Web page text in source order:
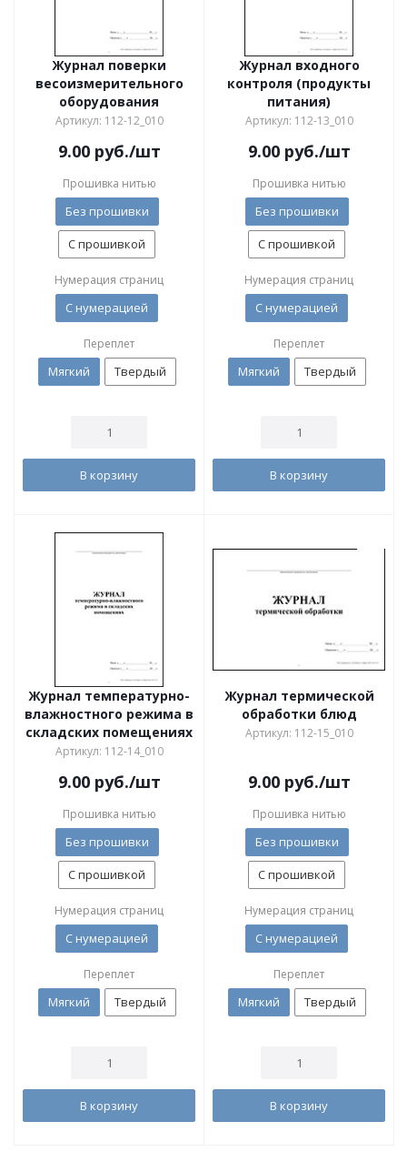
Журнал поверки
весоизмерительного
оборудования
Артикул: 112-12_010
9.00руб./шт
Прошивка нитью
Без прошивки
С прошивкой
Нумерация страниц
С нумерацией
Переплет
Мягкий Твердый
В корзину
Журнал входного
контроля (продукты
питания)
Артикул: 112-13_010
9.00руб./шт
Прошивка нитью
Без прошивки
С прошивкой
Нумерация страниц
С нумерацией
Переплет
Мягкий Твердый
В корзину
Журнал температурно-
влажностного режима в
складских помещениях
Артикул: 112-14_010
9.00руб./шт
Прошивка нитью
Без прошивки
С прошивкой
Нумерация страниц
С нумерацией
Переплет
Мягкий Твердый
В корзину
Журнал термической
обработки блюд
Артикул: 112-15_010
9.00руб./шт
Прошивка нитью
Без прошивки
С прошивкой
Нумерация страниц
С нумерацией
Переплет
Мягкий Твердый
В корзину